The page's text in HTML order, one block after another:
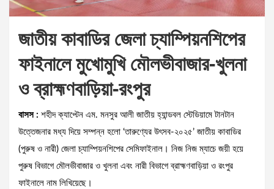
জাতীয় কাবাডির জেলা চ্যাম্পিয়নশিপের
ফাইনালে মুখোমুখি মৌলভীবাজার-খুলনা
ও ব্রাহ্মণবাড়িয়া-রংপুর
বাসস : শহীদ ক্যাপ্টেন এম. মনসুর আলী জাতীয় হ্যান্ডবল স্টেডিয়ামে টানটান
উত্তেজনার মধ্য দিয়ে সম্পন্ন হলো ‘তারুণ্যের উৎসব-২০২৫’ জাতীয় কাবাডির
(পুরুষ ও নারী) জেলা চ্যাম্পিয়নশিপের সেমিফাইনাল। নিজ নিজ ম্যাচে জয়ী হয়ে
পুরুষ বিভাগে মৌলভীবাজার ও খুলনা এবং নারী বিভাগে ব্রাহ্মণবাড়িয়া ও রংপুর
ফাইনালে নাম লিখিয়েছে।